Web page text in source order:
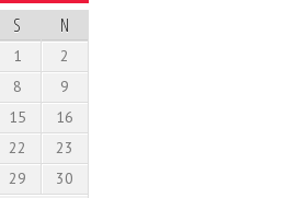
S N
1
2
8
9
15
16
22
23
29
30